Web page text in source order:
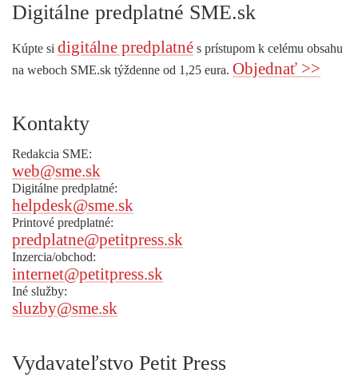
Digitálne predplatné SME.sk
Kúpte si digitálne predplatné s prístupom k celému obsahu
na weboch SME.sk týždenne od 1,25 eura. Objednať >>
Kontakty
Redakcia SME:
web@sme.sk
Digitálne predplatné:
helpdesk@sme.sk
Printové predplatné:
predplatne@petitpress.sk
Inzercia/obchod:
internet@petitpress.sk
Iné služby:
sluzby@sme.sk
Vydavateľstvo Petit Press